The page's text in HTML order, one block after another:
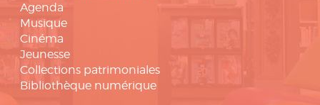
Agenda
Musique
Cinéma
Jeunesse
Collections patrimoniales
Bibliothèque numérique